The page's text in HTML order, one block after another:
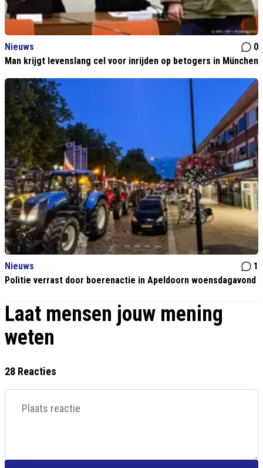
Nieuws
0
Man krijgt levenslang cel voor inrijden op betogers in München
Nieuws
1
Politie verrast door boerenactie in Apeldoorn woensdagavond
Laat mensen jouw mening
weten
28 Reacties